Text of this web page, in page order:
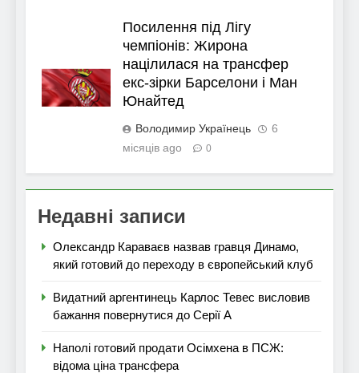
Посилення під Лігу
чемпіонів: Жирона
націлилася на трансфер
екс-зірки Барселони і Ман
Юнайтед
Володимир Українець
6
місяців ago
0
Недавні записи
Олександр Караваєв назвав гравця Динамо,
який готовий до переходу в європейський клуб
Видатний аргентинець Карлос Тевес висловив
бажання повернутися до Серії А
Наполі готовий продати Осімхена в ПСЖ:
відома ціна трансфера